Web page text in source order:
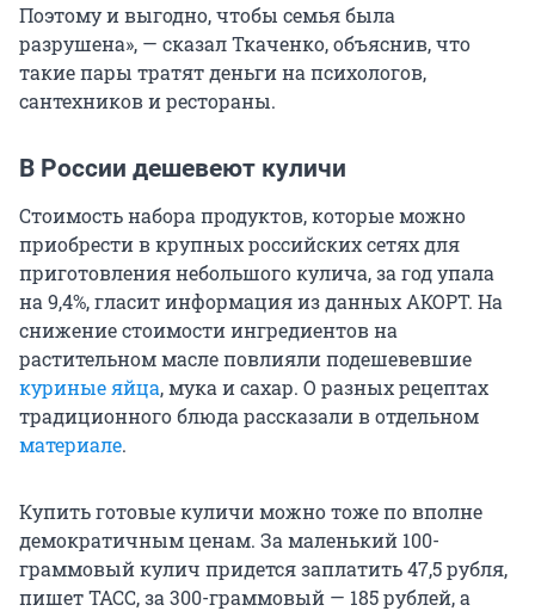
Поэтому и выгодно, чтобы семья была
разрушена», — сказал Ткаченко, объяснив, что
такие пары тратят деньги на психологов,
сантехников и рестораны.
В России дешевеют куличи
Стоимость набора продуктов, которые можно
приобрести в крупных российских сетях для
приготовления небольшого кулича, за год упала
на 9,4%, гласит информация из данных АКОРТ. На
снижение стоимости ингредиентов на
растительном масле повлияли подешевевшие
куриные яйца, мука и сахар. О разных рецептах
традиционного блюда рассказали в отдельном
материале.
Купить готовые куличи можно тоже по вполне
демократичным ценам. За маленький 100-
граммовый кулич придется заплатить 47,5 рубля,
пишет ТАСС, за 300-граммовый — 185 рублей, а